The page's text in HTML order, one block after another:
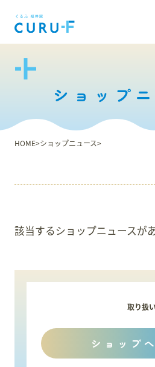
フロアガイド
ショップ検索
ショップニュース
館内サービス
会員案内
周辺観光
ショップ
HOME ショップニュース
該当するショップニュースが
取り扱
ショップへ